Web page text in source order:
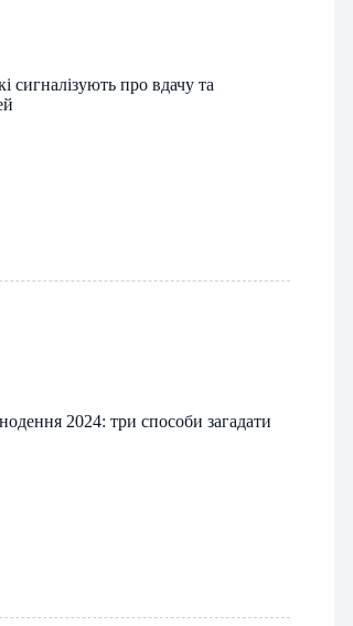
сигналізують про вдачу та
2024: три способи загадати